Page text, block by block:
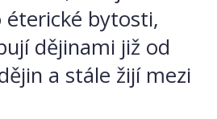
éterické bytosti,
dějinami již od
a stále žijí mezi